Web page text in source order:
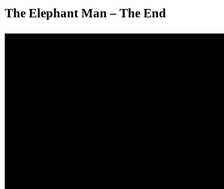
The Elephant Man – The End